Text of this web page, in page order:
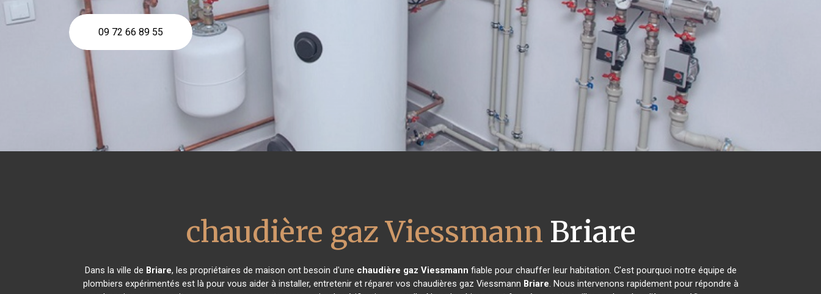
09 72 66 89 55
chaudière gaz Viessmann Briare
Dans la ville de Briare, les propriétaires de maison ont besoin d'une chaudière gaz Viessmann fiable pour chauffer leur habitation. C'est pourquoi notre équipe de
plombiers expérimentés est là pour vous aider à installer, entretenir et réparer vos chaudières gaz Viessmann Briare. Nous intervenons rapidement pour répondre à